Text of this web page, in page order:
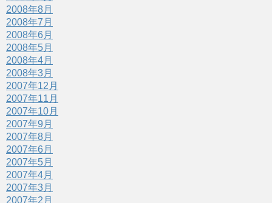
2008年8月
2008年7月
2008年6月
2008年5月
2008年4月
2008年3月
2007年12月
2007年11月
2007年10月
2007年9月
2007年8月
2007年6月
2007年5月
2007年4月
2007年3月
2007年2月